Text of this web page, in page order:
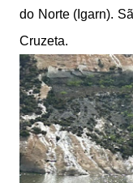
do Norte (Igarn).
Cruzeta.